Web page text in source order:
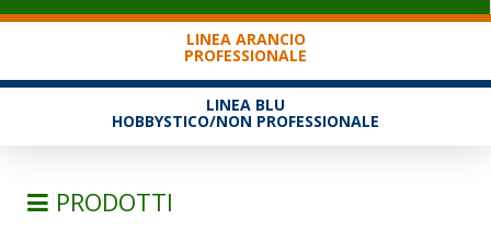
LINEA ARANCIO
PROFESSIONALE
LINEA BLU
HOBBYSTICO/NON PROFESSIONALE
PRODOTTI